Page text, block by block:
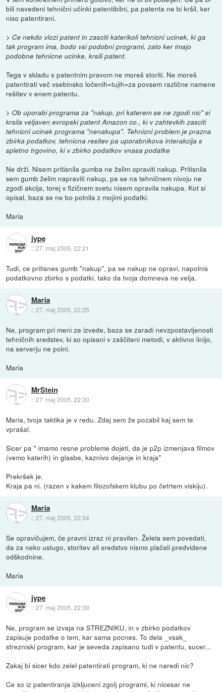
bili navedeni tehnični učinki patentibilni, pa patenta ne bi kršil, ker
niso patentirani.
> Ce nekdo vlozi patent in zasciti katerikoli tehnicni ucinek, ki ga
tak program ima, bodo vsi podobni programi, zato ker imajo
podobne tehnicne ucinke, krsili patent.
Tega v skladu s patentnim pravom ne moreš storiti. Ne moreš
patentirati več vsebinsko ločenih=tujih=za povsem različne namene
rešitev v enem patentu.
> Ob uporabi programa za "nakup, pri katerem se ne zgodi nic" si
krsila veljaven evropski patent Amazon co., ki v zahtevkih zasciti
tehnicni ucinek programa "nenakupa". Tehnicni problem je prazna
zbirka podatkov, tehnicna resitev pa uporabnikova interakcija s
spletno trgovino, ki v zbirko podatkov vnasa podatke
Ne drži. Nisem pritisnila gumba ne želim opraviti nakup. Pritisnila
sem gumb želim napraviti nakup, pa se na tehničnem nivoju ne
zgodi akcija, torej v fizičnem svetu nisem opravila nakupa. Kot si
opisal, baza se ne bo polnila z mojimi podatki.
Maria
jype
::27. maj 2005, 22:21
Tudi, ce pritisnes gumb "nakup", pa se nakup ne opravi, napolnis
podatkovno zbirko s podatki, tako da tvoja domneva ne velja.
Maria
::27. maj 2005, 22:25
Ne, program pri meni ze izvede, baza se zaradi nevzpostavljenosti
tehničnih sredstev, ki so opisani v zaščiteni metodi, v aktivno linijo,
na serverju ne polni.
Maria
MrStein
::27. maj 2005, 22:30
Maria, tvoja taktika je v redu. Zdaj sem že pozabil kaj sem te
vprašal.
Sicer pa " imamo resne probleme dojeti, da je p2p izmenjava filmov
(vemo katerih) in glasbe, kaznivo dejanje in kraja"
Prekršek je.
Kraja pa ni. (razen v kakem filozofskem klubu po četrtem viskiju).
Maria
::27. maj 2005, 22:34
Se opravičujem, če pravni izraz ni pravilen. Želela sem povedati,
da za neko uslugo, storitev ali sredstvo nismo plačali predvidene
odškodnine.
Maria
jype
::27. maj 2005, 22:39
Ne, program se izvaja na STREZNIKU, in v zbirko podatkov
zapisuje podatke o tem, kar sama pocnes. To dela _vsak_
strezniski program, kar je seveda zapisano tudi v patentu, sucer...
Zakaj bi sicer kdo zelel patentirati program, ki ne naredi nic?
Ce so iz patentiranja izkljuceni zgolj programi, ki nicesar ne